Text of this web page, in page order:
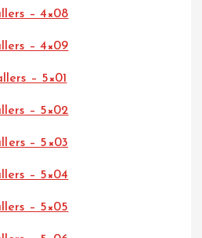
– 4×08
– 4×09
– 5×01
– 5×02
– 5×03
– 5×04
– 5×05